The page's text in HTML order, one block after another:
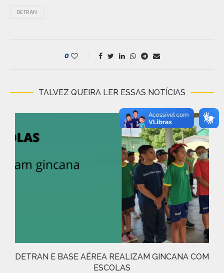
DETRAN
0
TALVEZ QUEIRA LER ESSAS NOTÍCIAS
DETRAN E BASE AÉREA REALIZAM GINCANA COM
ESCOLAS